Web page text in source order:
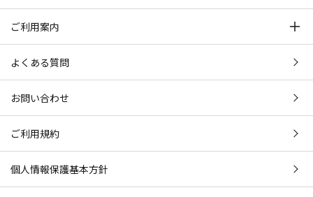
ご利用案内
よくある質問
お問い合わせ
ご利用規約
個人情報保護基本方針